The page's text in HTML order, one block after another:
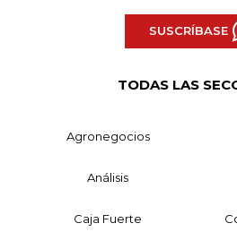
SUSCRÍBASE
TODAS LAS
Agronegocios
Análisis
Caja Fuerte